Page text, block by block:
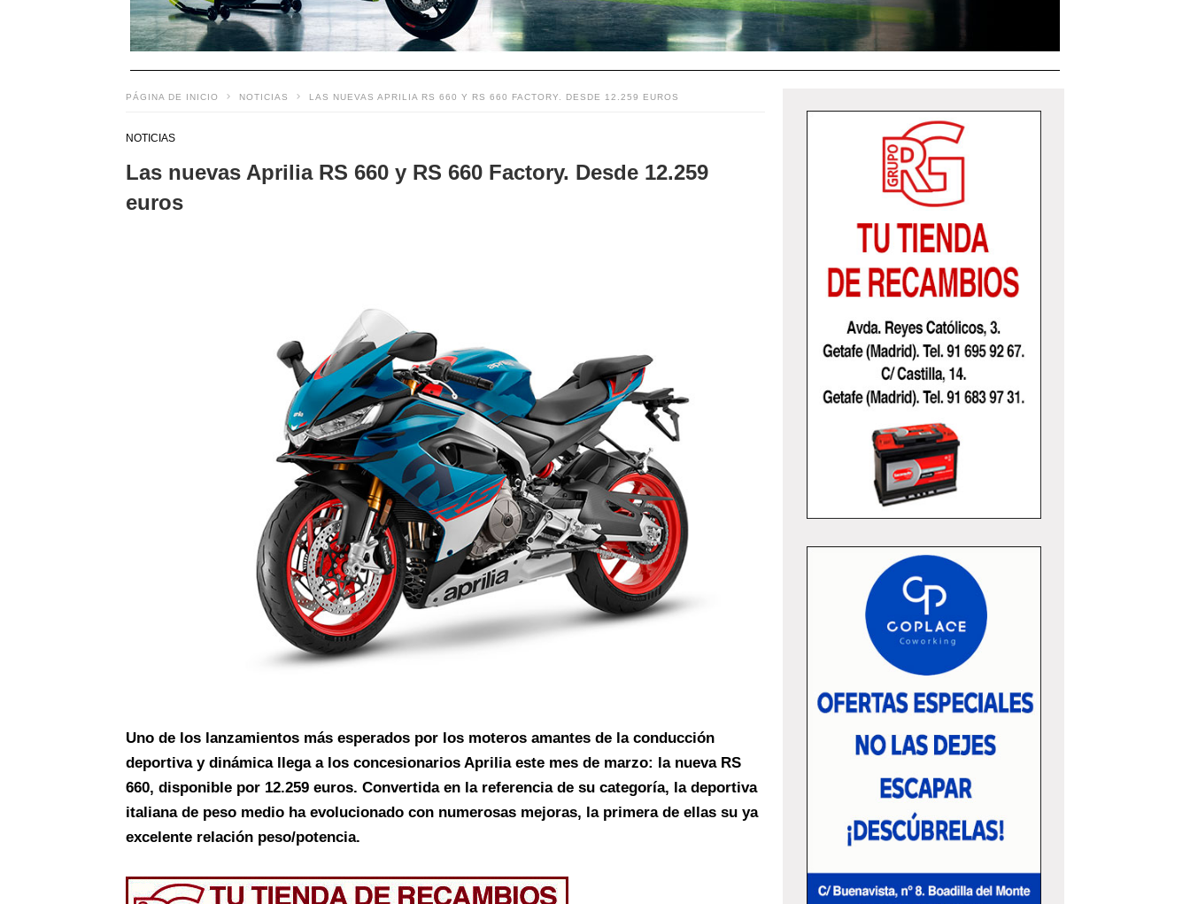
PÁGINA DE INICIO NOTICIAS LAS NUEVAS APRILIA RS 660 Y RS 660 FACTORY. DESDE 12.259 EUROS
NOTICIAS
Las nuevas Aprilia RS 660 y RS 660 Factory. Desde 12.259
euros
Uno de los lanzamientos más esperados por los moteros amantes de la conducción
deportiva y dinámica llega a los concesionarios Aprilia este mes de marzo: la nueva RS
660, disponible por 12.259 euros. Convertida en la referencia de su categoría, la deportiva
italiana de peso medio ha evolucionado con numerosas mejoras, la primera de ellas su ya
excelente relación peso/potencia.